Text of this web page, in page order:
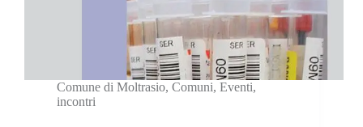
Comune di Moltrasio, Comuni, Eventi,
incontri